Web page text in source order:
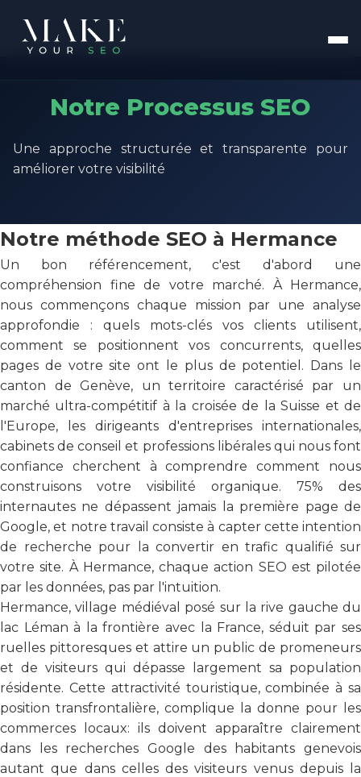
Notre Processus SEO
Une approche structurée et transparente pour
améliorer votre visibilité
Notre méthode SEO à Hermance
Un bon référencement, c'est d'abord une
compréhension fine de votre marché. À Hermance,
nous commençons chaque mission par une analyse
approfondie : quels mots-clés vos clients utilisent,
comment se positionnent vos concurrents, quelles
pages de votre site ont le plus de potentiel. Dans le
canton de Genève, un territoire caractérisé par un
marché ultra-compétitif à la croisée de la Suisse et de
l'Europe, les dirigeants d'entreprises internationales,
cabinets de conseil et professions libérales qui nous font
confiance cherchent à comprendre comment nous
construisons votre visibilité organique. 75% des
internautes ne dépassent jamais la première page de
Google, et notre travail consiste à capter cette intention
de recherche pour la convertir en trafic qualifié sur
votre site. À Hermance, chaque action SEO est pilotée
par les données, pas par l'intuition.
Hermance, village médiéval posé sur la rive gauche du
lac Léman à la frontière avec la France, séduit par ses
ruelles pittoresques et attire un public de promeneurs
et de visiteurs qui dépasse largement sa population
résidente. Cette attractivité touristique, combinée à sa
position transfrontalière, complique la donne pour les
commerces locaux: ils doivent apparaître clairement
dans les recherches Google des habitants genevois
autant que dans celles des visiteurs venus depuis la